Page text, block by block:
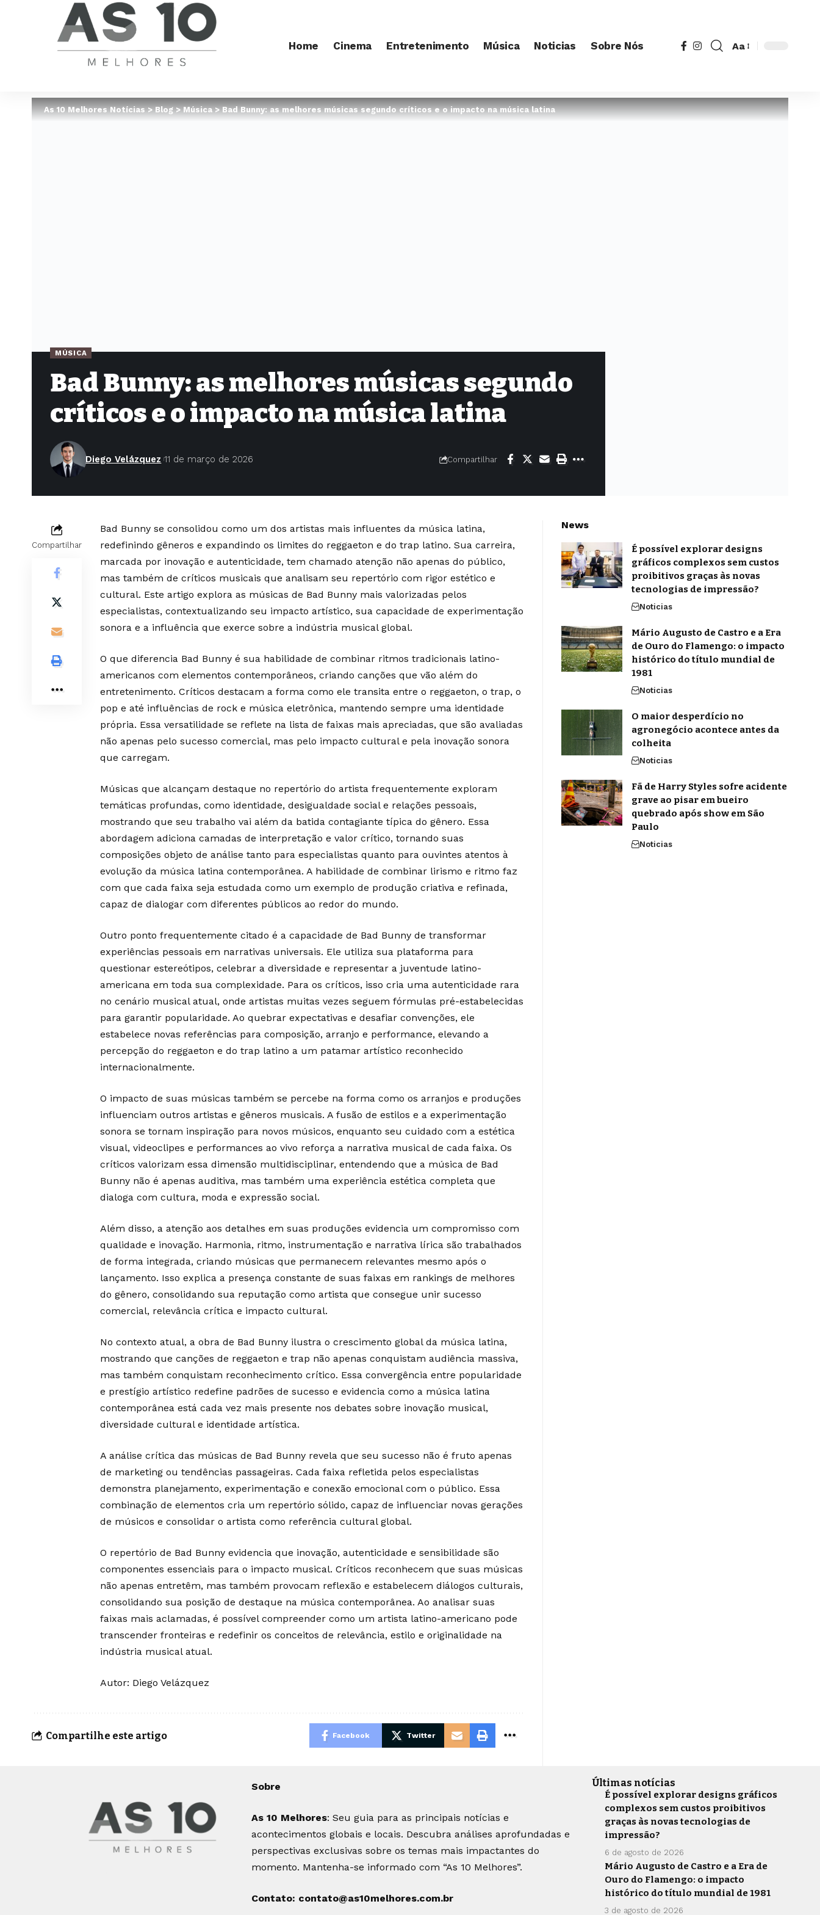
Home Cinema Entretenimento Música Noticias Sobre Nós Aa
As 10 Melhores Notícias>Blog>Música>Bad Bunny: as melhores músicas segundo críticos e o impacto na música latina
MÚSICA
Bad Bunny: as melhores músicas segundo
críticos e o impacto na música latina
Diego Velázquez 11 de março de 2026 Compartilhar
Compartilhar
Bad Bunny se consolidou como um dos artistas mais influentes da música latina,
redefinindo gêneros e expandindo os limites do reggaeton e do trap latino. Sua carreira,
marcada por inovação e autenticidade, tem chamado atenção não apenas do público,
mas também de críticos musicais que analisam seu repertório com rigor estético e
cultural. Este artigo explora as músicas de Bad Bunny mais valorizadas pelos
especialistas, contextualizando seu impacto artístico, sua capacidade de experimentação
sonora e a influência que exerce sobre a indústria musical global.
O que diferencia Bad Bunny é sua habilidade de combinar ritmos tradicionais latino-
americanos com elementos contemporâneos, criando canções que vão além do
entretenimento. Críticos destacam a forma como ele transita entre o reggaeton, o trap, o
pop e até influências de rock e música eletrônica, mantendo sempre uma identidade
própria. Essa versatilidade se reflete na lista de faixas mais apreciadas, que são avaliadas
não apenas pelo sucesso comercial, mas pelo impacto cultural e pela inovação sonora
que carregam.
Músicas que alcançam destaque no repertório do artista frequentemente exploram
temáticas profundas, como identidade, desigualdade social e relações pessoais,
mostrando que seu trabalho vai além da batida contagiante típica do gênero. Essa
abordagem adiciona camadas de interpretação e valor crítico, tornando suas
composições objeto de análise tanto para especialistas quanto para ouvintes atentos à
evolução da música latina contemporânea. A habilidade de combinar lirismo e ritmo faz
com que cada faixa seja estudada como um exemplo de produção criativa e refinada,
capaz de dialogar com diferentes públicos ao redor do mundo.
Outro ponto frequentemente citado é a capacidade de Bad Bunny de transformar
experiências pessoais em narrativas universais. Ele utiliza sua plataforma para
questionar estereótipos, celebrar a diversidade e representar a juventude latino-
americana em toda sua complexidade. Para os críticos, isso cria uma autenticidade rara
no cenário musical atual, onde artistas muitas vezes seguem fórmulas pré-estabelecidas
para garantir popularidade. Ao quebrar expectativas e desafiar convenções, ele
estabelece novas referências para composição, arranjo e performance, elevando a
percepção do reggaeton e do trap latino a um patamar artístico reconhecido
internacionalmente.
O impacto de suas músicas também se percebe na forma como os arranjos e produções
influenciam outros artistas e gêneros musicais. A fusão de estilos e a experimentação
sonora se tornam inspiração para novos músicos, enquanto seu cuidado com a estética
visual, videoclipes e performances ao vivo reforça a narrativa musical de cada faixa. Os
críticos valorizam essa dimensão multidisciplinar, entendendo que a música de Bad
Bunny não é apenas auditiva, mas também uma experiência estética completa que
dialoga com cultura, moda e expressão social.
Além disso, a atenção aos detalhes em suas produções evidencia um compromisso com
qualidade e inovação. Harmonia, ritmo, instrumentação e narrativa lírica são trabalhados
de forma integrada, criando músicas que permanecem relevantes mesmo após o
lançamento. Isso explica a presença constante de suas faixas em rankings de melhores
do gênero, consolidando sua reputação como artista que consegue unir sucesso
comercial, relevância crítica e impacto cultural.
No contexto atual, a obra de Bad Bunny ilustra o crescimento global da música latina,
mostrando que canções de reggaeton e trap não apenas conquistam audiência massiva,
mas também conquistam reconhecimento crítico. Essa convergência entre popularidade
e prestígio artístico redefine padrões de sucesso e evidencia como a música latina
contemporânea está cada vez mais presente nos debates sobre inovação musical,
diversidade cultural e identidade artística.
A análise crítica das músicas de Bad Bunny revela que seu sucesso não é fruto apenas
de marketing ou tendências passageiras. Cada faixa refletida pelos especialistas
demonstra planejamento, experimentação e conexão emocional com o público. Essa
combinação de elementos cria um repertório sólido, capaz de influenciar novas gerações
de músicos e consolidar o artista como referência cultural global.
O repertório de Bad Bunny evidencia que inovação, autenticidade e sensibilidade são
componentes essenciais para o impacto musical. Críticos reconhecem que suas músicas
não apenas entretêm, mas também provocam reflexão e estabelecem diálogos culturais,
consolidando sua posição de destaque na música contemporânea. Ao analisar suas
faixas mais aclamadas, é possível compreender como um artista latino-americano pode
transcender fronteiras e redefinir os conceitos de relevância, estilo e originalidade na
indústria musical atual.
Autor: Diego Velázquez
Compartilhe este artigo Facebook Twitter
News
É possível explorar designs
gráficos complexos sem custos
proibitivos graças às novas
tecnologias de impressão?
Noticias
Mário Augusto de Castro e a Era
de Ouro do Flamengo: o impacto
histórico do título mundial de
1981
Noticias
O maior desperdício no
agronegócio acontece antes da
colheita
Noticias
Fã de Harry Styles sofre acidente
grave ao pisar em bueiro
quebrado após show em São
Paulo
Noticias
Sobre
As 10 Melhores: Seu guia para as principais notícias e
acontecimentos globais e locais. Descubra análises aprofundadas e
perspectivas exclusivas sobre os temas mais impactantes do
momento. Mantenha-se informado com “As 10 Melhores”.
Contato: contato@as10melhores.com.br
Últimas notícias
É possível explorar designs gráficos
complexos sem custos proibitivos
graças às novas tecnologias de
impressão?
6 de agosto de 2026
Mário Augusto de Castro e a Era de
Ouro do Flamengo: o impacto
histórico do título mundial de 1981
3 de agosto de 2026